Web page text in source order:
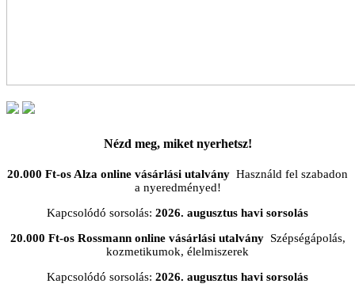
Nézd meg, miket nyerhetsz!
20.000 Ft-os Alza online vásárlási utalvány Használd fel szabadon
a nyeredményed!
Kapcsolódó sorsolás: 2026. augusztus havi sorsolás
20.000 Ft-os Rossmann online vásárlási utalványSzépségápolás,
kozmetikumok, élelmiszerek
Kapcsolódó sorsolás: 2026. augusztus havi sorsolás